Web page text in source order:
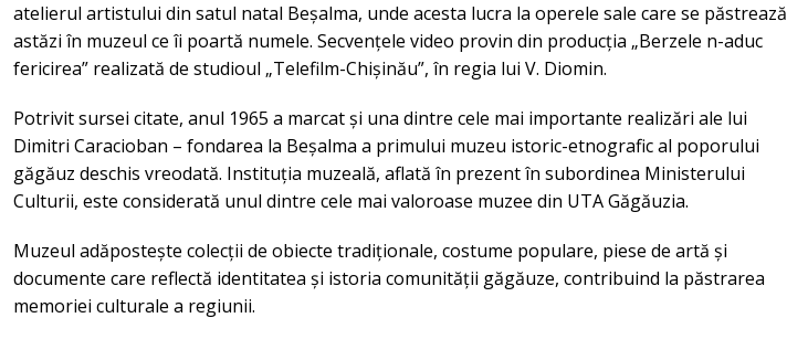
atelierul artistului din satul natal Beșalma, unde acesta lucra la operele sale care se păstrează
astăzi în muzeul ce îi poartă numele. Secvențele video provin din producția „Berzele n-aduc
fericirea” realizată de studioul „Telefilm-Chișinău”, în regia lui V. Diomin.
Potrivit sursei citate, anul 1965 a marcat și una dintre cele mai importante realizări ale lui
Dimitri Caracioban – fondarea la Beșalma a primului muzeu istoric-etnografic al poporului
găgăuz deschis vreodată. Instituția muzeală, aflată în prezent în subordinea Ministerului
Culturii, este considerată unul dintre cele mai valoroase muzee din UTA Găgăuzia.
Muzeul adăpostește colecții de obiecte tradiționale, costume populare, piese de artă și
documente care reflectă identitatea și istoria comunității găgăuze, contribuind la păstrarea
memoriei culturale a regiunii.